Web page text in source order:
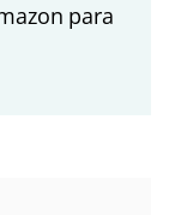
para